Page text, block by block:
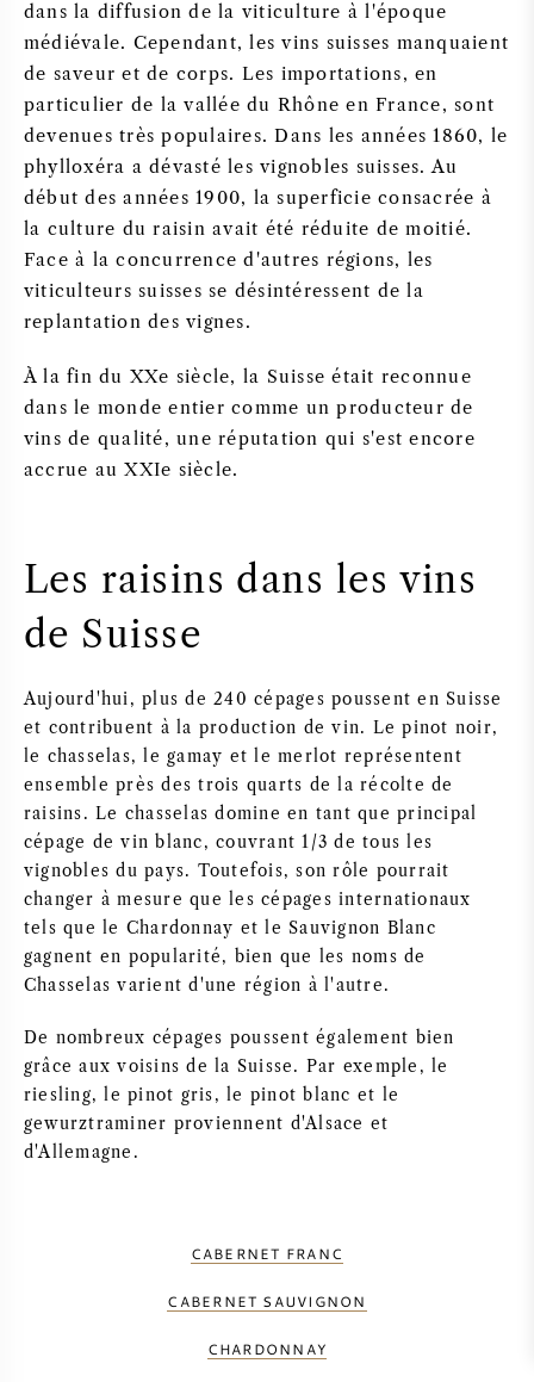
dans la diffusion de la viticulture à l'époque
médiévale. Cependant, les vins suisses manquaient
de saveur et de corps. Les importations, en
particulier de la vallée du Rhône en France, sont
devenues très populaires. Dans les années 1860, le
phylloxéra a dévasté les vignobles suisses. Au
début des années 1900, la superficie consacrée à
la culture du raisin avait été réduite de moitié.
Face à la concurrence d'autres régions, les
viticulteurs suisses se désintéressent de la
replantation des vignes.
À la fin du XXe siècle, la Suisse était reconnue
dans le monde entier comme un producteur de
vins de qualité, une réputation qui s'est encore
accrue au XXIe siècle.
Les raisins dans les vins
de Suisse
Aujourd'hui, plus de 240 cépages poussent en Suisse
et contribuent à la production de vin. Le pinot noir,
le chasselas, le gamay et le merlot représentent
ensemble près des trois quarts de la récolte de
raisins. Le chasselas domine en tant que principal
cépage de vin blanc, couvrant 1/3 de tous les
vignobles du pays. Toutefois, son rôle pourrait
changer à mesure que les cépages internationaux
tels que le Chardonnay et le Sauvignon Blanc
gagnent en popularité, bien que les noms de
Chasselas varient d'une région à l'autre.
De nombreux cépages poussent également bien
grâce aux voisins de la Suisse. Par exemple, le
riesling, le pinot gris, le pinot blanc et le
gewurztraminer proviennent d'Alsace et
d'Allemagne.
CABERNET FRANC
CABERNET SAUVIGNON
CHARDONNAY